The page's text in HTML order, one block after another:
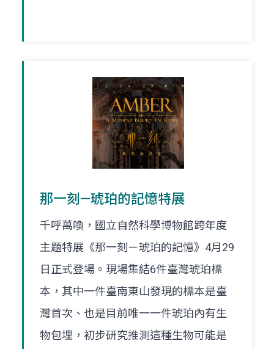
那一刻—琥珀的記憶特展
千呼萬喚，國立自然科學博物館跨年度
主題特展《那一刻－琥珀的記憶》4月29
日正式登場。現場集結6件臺灣琥珀標
本，其中一件臺南東山發現的標本是臺
灣首次、也是目前唯一一件琥珀內有生
物包埋，初步研究推測這種生物可能是